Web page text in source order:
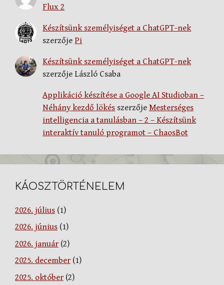
Flux 2
Készítsünk személyiséget a ChatGPT-nek
szerzője Pi
Készítsünk személyiséget a ChatGPT-nek
szerzője László Csaba
Applikáció készítése a Google AI Studioban –
Néhány kezdő lökés szerzőjeMesterséges
intelligencia a tanulásban – 2 – Készítsünk
interaktív tanuló programot – ChaosBot
KÁOSZTÖRTÉNELEM
2026. július (1)
2026. június (1)
2026. január(2)
2025. december(1)
2025. október(2)